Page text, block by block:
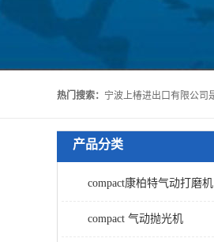
热门搜索：
产品分类
compact康柏特气动打磨机
compact 气动抛光机